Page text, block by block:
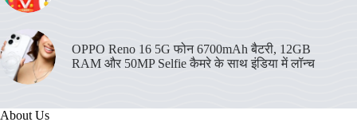
OPPO Reno 16 5G फोन 6700mAh बैटरी, 12GB
RAM और 50MP Selfie कैमरे के साथ इंडिया में लॉन्च
About Us